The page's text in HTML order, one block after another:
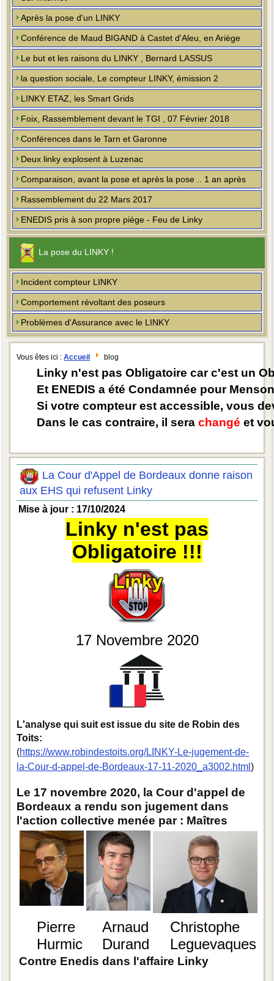
Après la pose d'un LINKY
Conférence de Maud BIGAND à Castet d'Aleu, en Ariège
Le but et les raisons du LINKY , Bernard LASSUS
la question sociale, Le compteur LINKY, émission 2
LINKY ETAZ, les Smart Grids
Foix, Rassemblement devant le TGI , 07 Février 2018
Conférences dans le Tarn et Garonne
Deux linky explosent à Luzenac
Comparaison, avant la pose et après la pose .. 1 an après
Rassemblement du 22 Mars 2017
ENEDIS pris à son propre piège - Feu de Linky
La pose du LINKY !
Incident compteur LINKY
Comportement révoltant des poseurs
Problèmes d'Assurance avec le LINKY
Vous êtes ici :Accueil blog
Linky n'est pas Obligatoire car c'est un
Et ENEDIS a été Condamnée pour
Si votre compteur est accessible, vous
Dans le cas contraire, il serachangé et
La Cour d'Appel de Bordeaux donne raison
aux EHS qui refusent Linky
Mise à jour : 17/10/2024
Linky n'est pas
Obligatoire !!!
17 Novembre 2020
L'analyse qui suit est issue du site de Robin des
Toits:
(https://www.robindestoits.org/LINKY-Le-jugement-de-
la-Cour-d-appel-de-Bordeaux-17-11-2020_a3002.html)
Le 17 novembre 2020, la Cour d'appel de
Bordeaux a rendu son jugement dans
l'action collective menée par : Maîtres
Pierre
Hurmic
Arnaud
Durand
Christophe
Leguevaques
Contre Enedis dans l'affaire Linky